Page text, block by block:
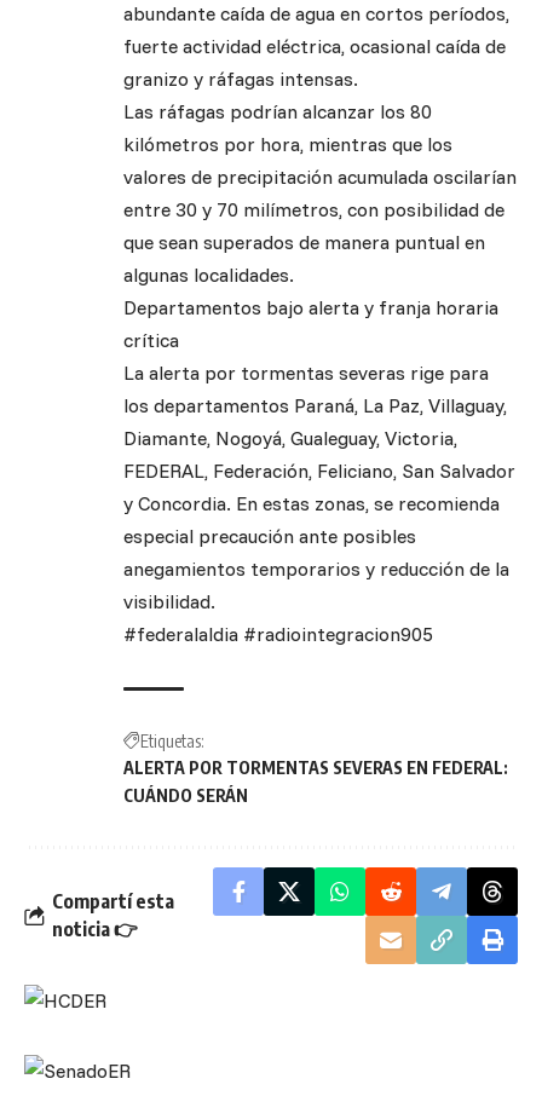
abundante caída de agua en cortos períodos,
fuerte actividad eléctrica, ocasional caída de
granizo y ráfagas intensas.
Las ráfagas podrían alcanzar los 80
kilómetros por hora, mientras que los
valores de precipitación acumulada oscilarían
entre 30 y 70 milímetros, con posibilidad de
que sean superados de manera puntual en
algunas localidades.
Departamentos bajo alerta y franja horaria
crítica
La alerta por tormentas severas rige para
los departamentos Paraná, La Paz, Villaguay,
Diamante, Nogoyá, Gualeguay, Victoria,
FEDERAL, Federación, Feliciano, San Salvador
y Concordia. En estas zonas, se recomienda
especial precaución ante posibles
anegamientos temporarios y reducción de la
visibilidad.
#federalaldia #radiointegracion905
Etiquetas:
ALERTA POR TORMENTAS SEVERAS EN FEDERAL:
CUÁNDO SERÁN
Compartí esta
noticia 👉